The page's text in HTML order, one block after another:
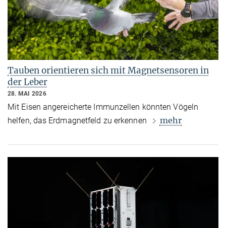
Tauben orientieren sich mit Magnetsensoren in
der Leber
28. MAI 2026
Mit Eisen angereicherte Immunzellen könnten Vögeln
helfen, das Erdmagnetfeld zu erkennen
mehr